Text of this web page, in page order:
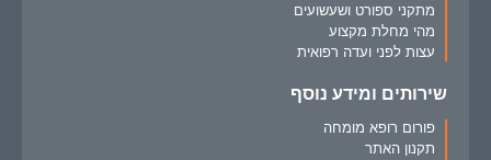
מתקני ספורט ושעשועים
מהי מחלת מקצוע
עצות לפני ועדה רפואית
שירותים ומידע נוסף
פורום רופא מומחה
תקנון האתר